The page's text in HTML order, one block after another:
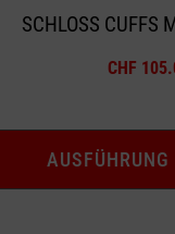
SCHLOSS CUFFS
CHF
Produktseite